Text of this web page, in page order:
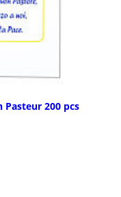
Pasteur 200 pcs